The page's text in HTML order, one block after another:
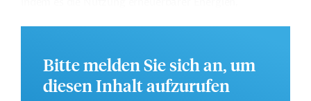
Weitere Informationen zu dem geplanten
Entwicklungsprojekt finden Sie auf derWebseite der
ADB.
Bitte melden Sie sich an, um
diesen Inhalt aufzurufen